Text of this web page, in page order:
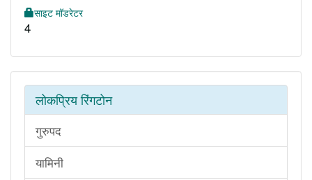
साइट मॉडरेटर
4
लोकप्रिय रिंगटोन
गुरुपद
यामिनी